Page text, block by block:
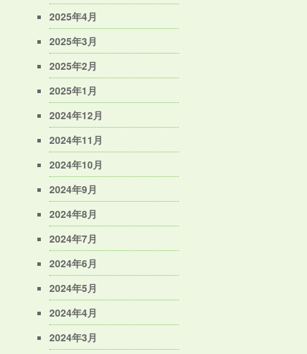
2025年4月
2025年3月
2025年2月
2025年1月
2024年12月
2024年11月
2024年10月
2024年9月
2024年8月
2024年7月
2024年6月
2024年5月
2024年4月
2024年3月